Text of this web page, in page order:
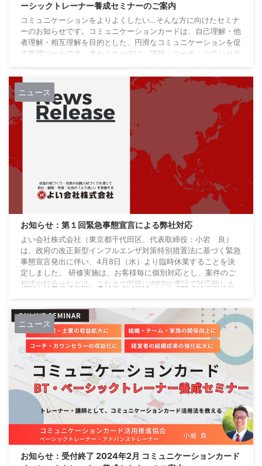
ーシックトレーナー養成セミナーのご案内
コミュニケーションをよりよくしたい…そんな方に向けたセミナ
ーのお知らせです。コミュニケーションカードは、自己理解・他
者理解・相互理解を目的とした、円滑なコミュニケーションを促
す学習ツールです。本セミナーでは、講師・コーチ・カウンセラ
修などの有料サービスを提供する資格講座です。 受付を終了し
ました ベーシックトレーナー養成セミナー開催概要 ベーシック
トレーナー養成セミナーは、ベーシックセミナーで行った３つの
ワークを実践し、有料サービスとしても提供でき ...
ニュース
お知らせ：第１回緊急事態宣言による弊社対応
よい会社株式会社（東京都千代田区、代表取締役：小岩 良）
は、政府の改正新型インフルエンザ対策特別措置法に基づく緊急
事態宣言発出に伴い、4月8日（水）より臨時休業することを決
定しました。 研修実施は、お客様毎に個別対応とし、案件のご
相談や打合せなどは、これまで同様にWEBや電話で対応致しま
（水）～ 5月6日（水･休日） ■臨時休業期間（5/6更新情報）期
間： 2020年5月7日（木）～ ...
ニュース
お知らせ：受付終了 2024年2月 コミュニケーションカード